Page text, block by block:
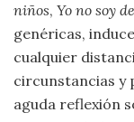
niños, Yo no soy
genéricas,
cualquier
circunstancias y
aguda reflexión